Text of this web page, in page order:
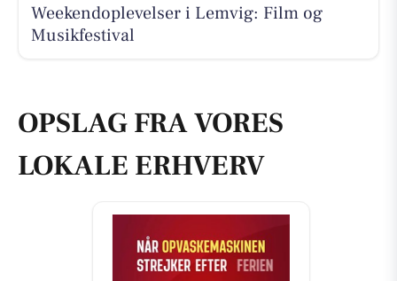
Weekendoplevelser i Lemvig: Film og
Musikfestival
OPSLAG FRA VORES
LOKALE ERHVERV